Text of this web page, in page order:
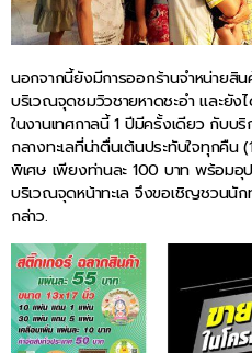
นอกจากนี้ยังมีการออกร้านจำหน่ายสิ
บริเวณจุดชมวิวชายหาดชะอำ และยัง
ในงานเทศกาลนี้ 1 ปีมีครั้งเดียว กับบ
กลางทะเลที่น่าตื่นเต้นประทับใจทุกคื
พิเศษ เพียงท่านละ 100 บาท พร้อมอุ
บริเวณจุดหน้าทะเล จึงขอเชิญชวนนัก
กล่าว.